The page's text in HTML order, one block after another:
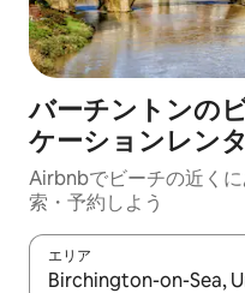
バーチントンの
ケーションレン
Airbnbでビーチの近く
索・予約しよう
エリア
検索結果が表示されたら